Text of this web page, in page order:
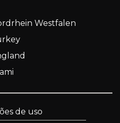
Westfalen
de uso